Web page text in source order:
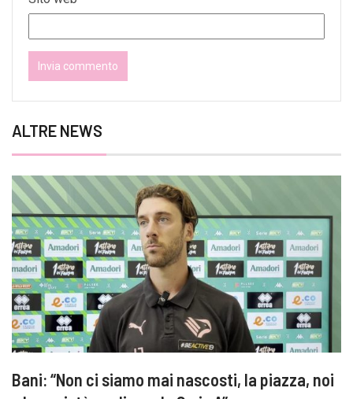
ALTRE NEWS
Bani: “Non ci siamo mai nascosti, la piazza, noi